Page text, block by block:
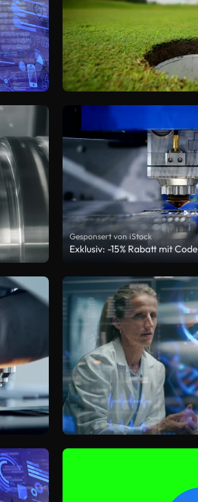
Gesponsert von iStock
Exklusiv: -15% Rabatt mit Code